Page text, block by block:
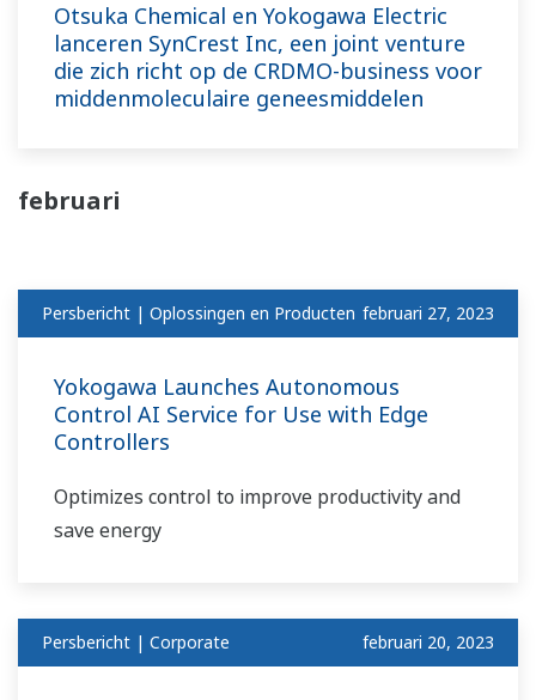
Otsuka Chemical en Yokogawa Electric
lanceren SynCrest Inc, een joint venture
die zich richt op de CRDMO-business voor
middenmoleculaire geneesmiddelen
februari
Persbericht | Oplossingen en Producten februari 27, 2023
Yokogawa Launches Autonomous
Control AI Service for Use with Edge
Controllers
Optimizes control to improve productivity and
save energy
Persbericht | Corporate februari 20, 2023